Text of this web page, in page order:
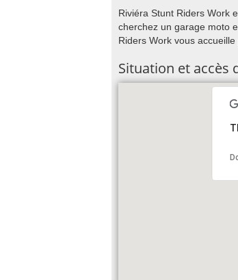
Riviéra Stunt Riders Work
cherchez un garage moto
Riders Work vous
Situation et accès